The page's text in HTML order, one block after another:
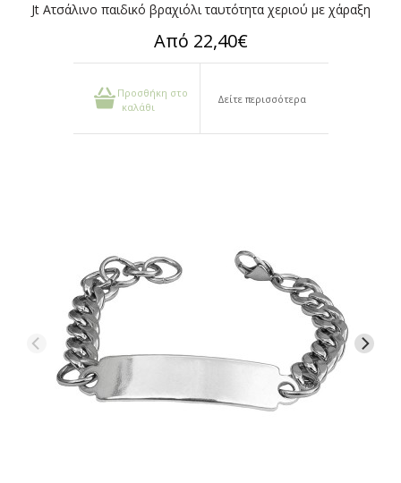
Jt Ατσάλινο παιδικό βραχιόλι ταυτότητα χεριού με χάραξη
Από 22,40€
Προσθήκη στο
καλάθι
Δείτε περισσότερα